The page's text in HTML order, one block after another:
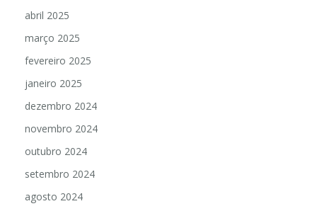
abril 2025
março 2025
fevereiro 2025
janeiro 2025
dezembro 2024
novembro 2024
outubro 2024
setembro 2024
agosto 2024